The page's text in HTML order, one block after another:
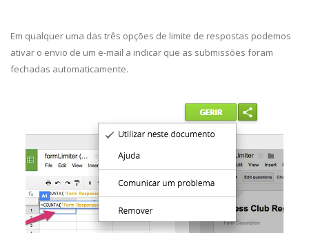
Em qualquer uma das três opções de limite de respostas podemos
ativar o envio de um e-mail a indicar que as submissões foram
fechadas automaticamente.